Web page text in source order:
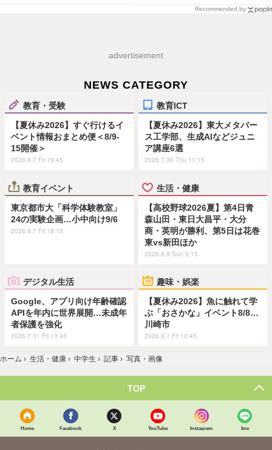
Recommended by
advertisement
NEWS CATEGORY
教育・受験
【夏休み2026】すぐ行けるイ
ベント情報おまとめ便＜8/9-
15開催＞
2026.8.7 Fri 19:45
教育ICT
【夏休み2026】東大メタバー
ス工学部、生成AIなどジュニ
ア講座6選
2026.7.30 Thu 11:15
教育イベント
東京都市大「科学体験教室」
24の実験企画…小中向け9/6
2026.8.7 Fri 18:15
生活・健康
【高校野球2026夏】第4日青
森山田・東日大昌平・大分
商・英明が勝利、第5日は花巻
東vs新田ほか
2026.8.9 Sun 9:15
デジタル生活
Google、アプリ向け年齢確認
APIを年内に世界展開…未成年
者保護を強化
2026.7.31 Fri 13:45
趣味・娯楽
【夏休み2026】魚に触れて学
ぶ「おさかな」イベント8/8…
川崎市
2026.8.7 Fri 10:45
ホーム › 生活・健康 › 中学生 › 記事 › 写真・画像
TOP
Home Facebook X YouTube Instagram line